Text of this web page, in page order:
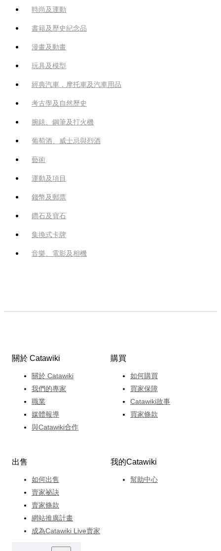
時尚及運動
書籍及歷史紀念品
漫畫及動畫
玩具及模型
經典汽車，摩托車及汽車用品
考古學及自然歷史
腕錶、鋼筆及打火機
葡萄酒、威士忌與烈酒
藝術
運動及項目
錢幣及郵票
鑽石及寶石
集換式卡牌
音樂、電影及相機
關於 Catawiki
關於 Catawiki
我們的專家
職業
媒體報導
與Catawiki合作
購買
如何購買
買家保障
Catawiki故事
買家條款
出售
如何出售
賣家祕訣
賣家條款
網站推廣計畫
成為Catawiki Live賣家
我的Catawiki
幫助中心